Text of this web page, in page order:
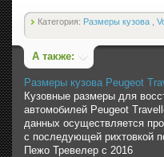
Категория: Размеры кузова
А также:
Размеры кузова Peugeot
Кузовные размеры для
автомобилей Peugeot
данных осуществляется
с последующей рихтовкой
Пежо Тревелер с 2016